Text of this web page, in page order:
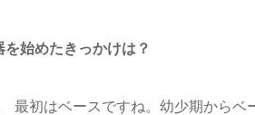
始めたきっかけは？
最初はベースですね。幼少期からベ